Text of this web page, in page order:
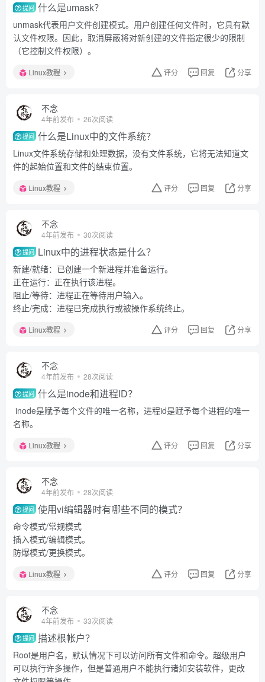
提问 什么是umask？
unmask代表用户文件创建模式。用户创建任何文件时，它具有默
认文件权限。因此，取消屏蔽将对新创建的文件指定很少的限制
（它控制文件权限）。
Linux教程 评分 回复 分享
不念
4年前发布 26次阅读
提问 什么是Linux中的文件系统？
Linux文件系统存储和处理数据，没有文件系统，它将无法知道文
件的起始位置和文件的结束位置。
Linux教程 评分 回复 分享
不念
4年前发布 30次阅读
提问 Linux中的进程状态是什么？
新建/就绪：已创建一个新进程并准备运行。
正在运行：正在执行该进程。
阻止/等待：进程正在等待用户输入。
终止/完成：进程已完成执行或被操作系统终止。
Linux教程 评分 回复 分享
不念
4年前发布 28次阅读
提问 什么是inode和进程ID？
inode是赋予每个文件的唯一名称，进程id是赋予每个进程的唯一
名称。
Linux教程 评分 回复 分享
不念
4年前发布 28次阅读
提问 使用vi编辑器时有哪些不同的模式？
命令模式/常规模式
插入模式/编辑模式。
防爆模式/更换模式。
Linux教程 评分 回复 分享
不念
4年前发布 33次阅读
提问 描述根帐户？
Root是用户名，默认情况下可以访问所有文件和命令。超级用户
可以执行许多操作，但是普通用户不能执行诸如安装软件，更改